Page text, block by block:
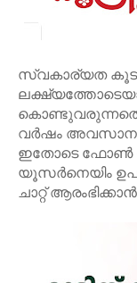
സ്വകാര്യത
വർഷം അവസാനം
ഇതോടെ ഫോൺ
യൂസർനെയിം
ചാറ്റ്